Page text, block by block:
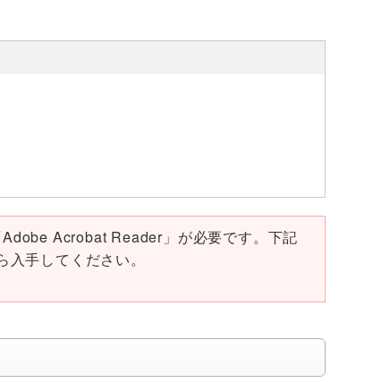
Acrobat Reader」が必要です。下記
手してください。